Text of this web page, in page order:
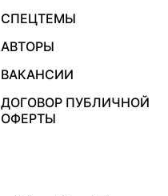
СПЕЦТЕМЫ
АВТОРЫ
ВАКАНСИИ
ДОГОВОР ПУБЛИЧНОЙ
ОФЕРТЫ